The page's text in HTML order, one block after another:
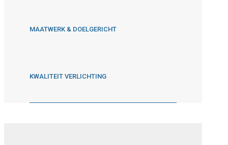
MAATWERK & DOELGERICHT
KWALITEIT VERLICHTING